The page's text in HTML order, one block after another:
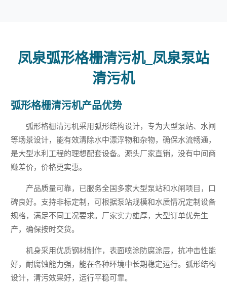
凤泉弧形格栅清污机_凤泉泵站
清污机
弧形格栅清污机产品优势
弧形格栅清污机采用弧形结构设计，专为大型泵站、水闸
等场景设计，能有效清除水中漂浮物和杂物，确保水流畅通，
是大型水利工程的理想配套设备。源头厂家直销，没有中间商
赚差价，价格更实惠。
产品质量可靠，已服务全国多家大型泵站和水闸项目，口
碑良好。支持非标定制，可根据泵站规模和水质情况定制设备
规格，满足不同工况要求。厂家实力雄厚，大型订单优先生
产，确保按时交货。
机身采用优质钢材制作，表面喷涂防腐涂层，抗冲击性能
好，耐腐蚀能力强，能在各种环境中长期稳定运行。弧形结构
设计，清污效果好，运行平稳可靠。